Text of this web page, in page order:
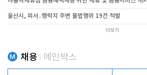
울산시, 피서․행락지 주변 불법행위 19건 적발
더보기
채용 메인박스